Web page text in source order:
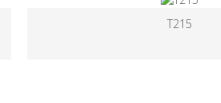
CPX1000 – DIN